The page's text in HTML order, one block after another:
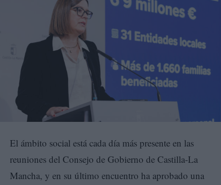
El ámbito social está cada día más presente en las
reuniones del Consejo de Gobierno de Castilla-La
Mancha, y en su último encuentro ha aprobado una